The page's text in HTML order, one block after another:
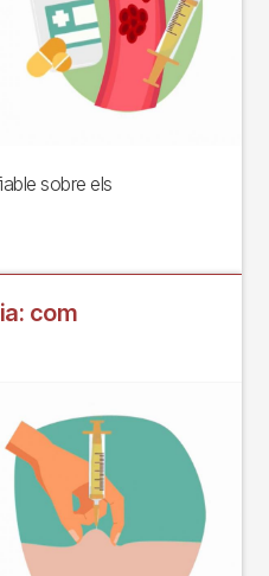
sobre els
com